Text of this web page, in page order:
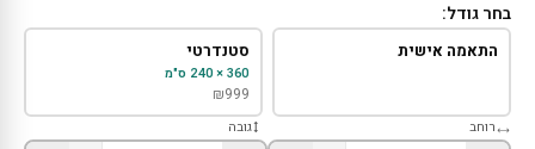
בחר גודל:
התאמה אישית סטנדרטי
360 × 240 ס"מ
₪999
רוחב גובה